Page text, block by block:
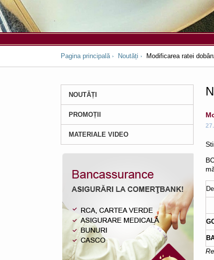
Pagina principală Noutăți Modificarea ratei
NOUTĂȚI
PROMOȚII
MATERIALE VIDEO